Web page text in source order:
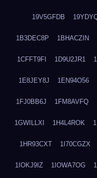
19V5GFDB
1B3DEC8P 1BHACZIN
1CFFT9FI 1D9U2JR1
1E8JEY8J 1EN94O56
1FJ0BB6J 1FM8AVFQ
1GWILLXI 1H4L4ROK
1HR93CXT 1I70CGZX
1IOKJ9IZ 1IOWA7OG